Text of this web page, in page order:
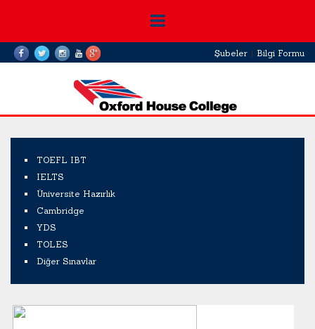
Şubeler | Bilgi Formu
TOEFL IBT
IELTS
Üniversite Hazırlık
Cambridge
YDS
TOLES
Diğer Sınavlar